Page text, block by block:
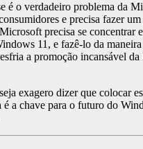
é o verdadeiro problema da
e precisa fazer
precisa se concentrar
11, e fazê-lo da
a promoção incansável
exagero dizer que colocar
a chave para o futuro do